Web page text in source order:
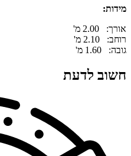
מידות:
אורך: 2.00 מ'
רוחב: 2.10 מ'
גובה: 1.60 מ'
חשוב לדעת